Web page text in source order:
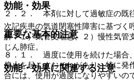
２．２． 本剤に対して過敏症の既
重要な基本的注意
８．１． 過度に使用を続けた場合
停止を起こすおそれがあり、特に発
合には、使用が過度になりやすいの
効能・効果
次記疾患の気道閉塞性障害に基づく
解：１）気管支喘息、２）慢性気管
じん肺症。
効能・効果に関連する注意